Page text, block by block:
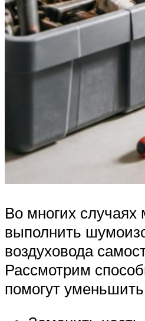
Во многих случаях
выполнить
воздуховода
Рассмотрим
помогут